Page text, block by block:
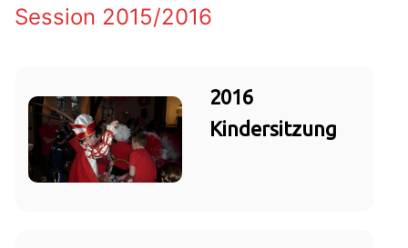
Session 2015/2016
2016
Kindersitzung